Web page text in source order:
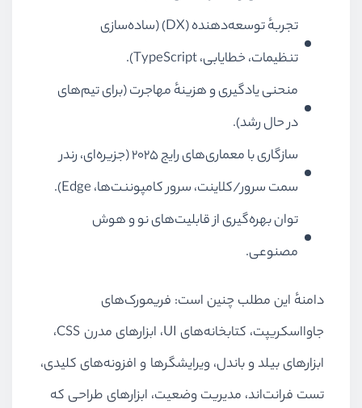
تجربهٔ توسعه‌دهنده (DX) (ساده‌سازی
تنظیمات، خطایابی، TypeScript).
منحنی یادگیری و هزینهٔ مهاجرت (برای تیم‌های
در حال رشد).
سازگاری با معماری‌های رایج ۲۰۲۵ (جزیره‌ای، رندر
سمت سرور/کلاینت، سرور کامپوننت‌ها، Edge).
توان بهره‌گیری از قابلیت‌های نو و هوش
مصنوعی.
دامنهٔ این مطلب چنین است: فریمورک‌های
جاوااسکریپت، کتابخانه‌های UI، ابزارهای مدرن CSS،
ابزارهای بیلد و باندل، ویرایشگرها و افزونه‌های کلیدی،
تست فرانت‌اند، مدیریت وضعیت، ابزارهای طراحی که